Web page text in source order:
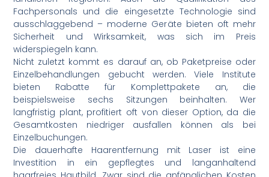
Fachpersonals und die eingesetzte Technologie sind
ausschlaggebend – moderne Geräte bieten oft mehr
Sicherheit und Wirksamkeit, was sich im Preis
widerspiegeln kann.
Nicht zuletzt kommt es darauf an, ob Paketpreise oder
Einzelbehandlungen gebucht werden. Viele Institute
bieten Rabatte für Komplettpakete an, die
beispielsweise sechs Sitzungen beinhalten. Wer
langfristig plant, profitiert oft von dieser Option, da die
Gesamtkosten niedriger ausfallen können als bei
Einzelbuchungen.
Die dauerhafte Haarentfernung mit Laser ist eine
Investition in ein gepflegtes und langanhaltend